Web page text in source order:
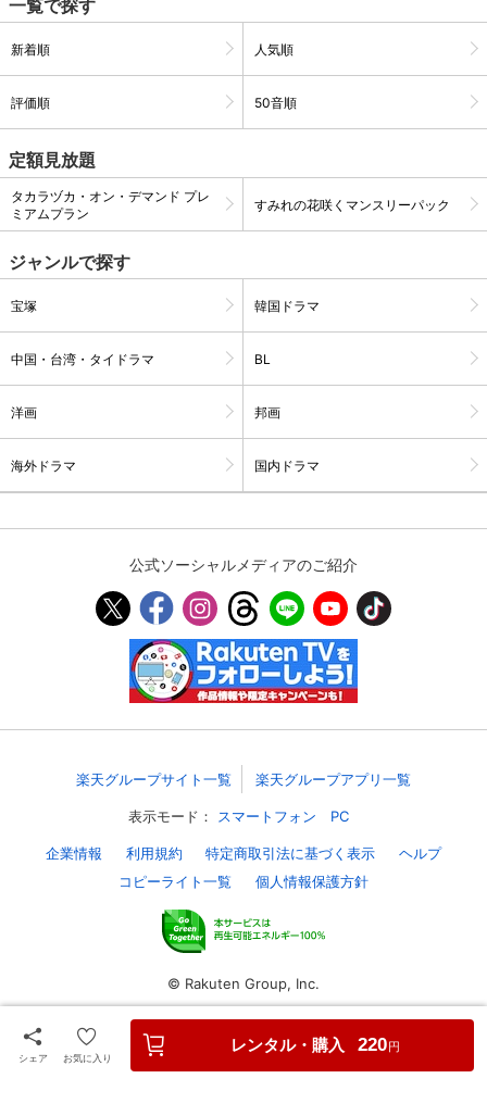
会員情報変更
基本情報、本人連絡先、パスワード 、クレ
決済方法変更 決済方法の変更が可能です。
購入明細 ４ヵ月分の購入明細の確認が可能です。
現在獲得済みのお得なクーポンを確認でき
ます。
購入履歴
確認が可能です。こちらから視聴いただく
と便利です。
お気に入り
お気に入りに登録した作品を確認できま
す。お気に入りに追加した作品の削除も可
能です。
の削除も可能です。
視聴年齢制限
サイト内で表示される作品の表示制限が可
能です。5段階の年齢区分から選択できま
す。
視聴デバイス一覧
スマホなどでRakuten TVを視聴する際のデ
バイス連携の設定ができます。
視聴年齢制限の変更時にパスコード入力が
メルマガの配信停止、配信先のメールアド
ログアウト
シェア お気に入り
レンタル・購入 220 円
一覧で探す
新着順 人気順
評価順 50音順
定額見放題
タカラヅカ・オン・デマンド プレ
ミアムプラン
すみれの花咲くマンスリーパック
ジャンルで探す
宝塚 韓国ドラマ
中国・台湾・タイドラマ BL
洋画 邦画
海外ドラマ 国内ドラマ
公式ソーシャルメディアのご紹介
楽天グループサイト一覧 楽天グループアプリ一覧
表示モード： スマートフォン PC
企業情報 利用規約 特定商取引法に基づく表示
ヘルプ
コピーライト一覧
個人情報保護方針
© Rakuten Group, Inc.